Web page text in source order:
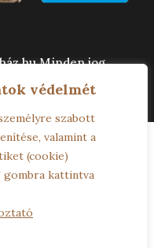
védelmét
szabott
valamint a
(cookie)
gombra kattintva
Minden jog
2K Web and